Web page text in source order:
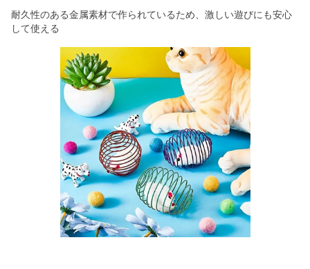
耐久性のある金属素材で作られているため、激しい遊びにも安心
して使える